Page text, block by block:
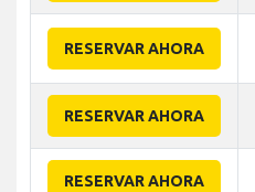
RESERVAR AHORA
RESERVAR AHORA
RESERVAR AHORA